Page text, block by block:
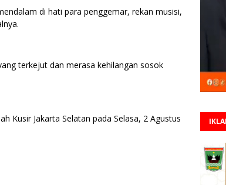
di hati para penggemar, rekan musisi,
terkejut dan merasa kehilangan sosok
Kusir Jakarta Selatan pada Selasa, 2 Agustus